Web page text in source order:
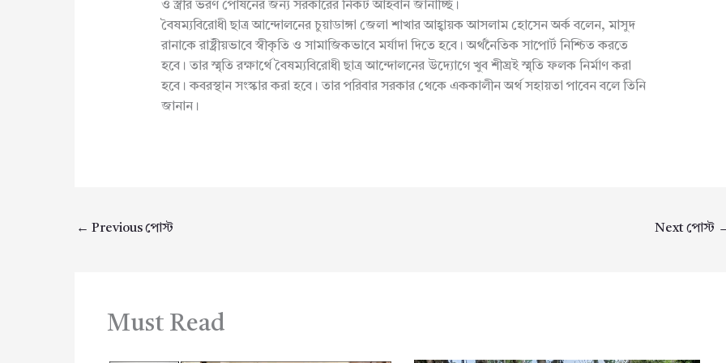
ও স্ত্রীর ভরণ পোষনের জন্য সরকারের নিকট আহবান জানাচ্ছি।
বৈষম্যবিরোধী ছাত্র আন্দোলনের চুয়াডাঙ্গা জেলা শাখার আহ্বায়ক আসলাম হোসেন অর্ক বলেন, মাসুদ
রানাকে রাষ্ট্রীয়ভাবে স্বীকৃতি ও সামাজিকভাবে মর্যাদা দিতে হবে। অর্থনৈতিক সাপোর্ট নিশ্চিত করতে
হবে। তার স্মৃতি রক্ষার্থে বৈষম্যবিরোধী ছাত্র আন্দোলনের উদ্যোগে খুব শীঘ্রই স্মৃতি ফলক নির্মাণ করা
হবে। কবরস্থান সংস্কার করা হবে। তার পরিবার সরকার থেকে এককালীন অর্থ সহায়তা পাবেন বলে তিনি
জানান।
← Previous পোস্ট Next পোস্ট
Must Read